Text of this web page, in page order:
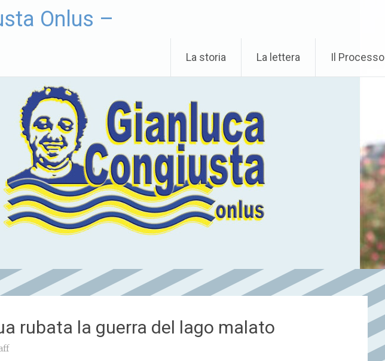
Onlus –
La storia La lettera Il Processo
rubata la guerra del lago malato